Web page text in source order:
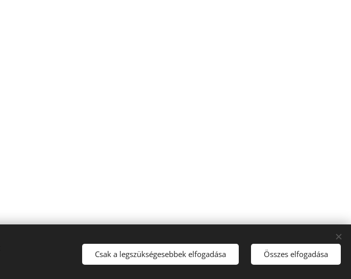
Csak a legszükségesebbek elfogadása Összes elfogadása